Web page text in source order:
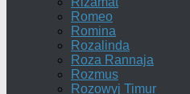
Romeo
Romina
Rozalinda
Roza Rannaja
Rozmus
Rozowyj Timur